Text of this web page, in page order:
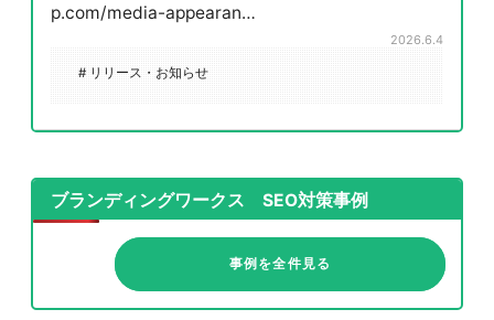
p.com/media-appearan…
2026.6.4
# リリース・お知らせ
ブランディングワークス SEO対策事例
事例を全件見る